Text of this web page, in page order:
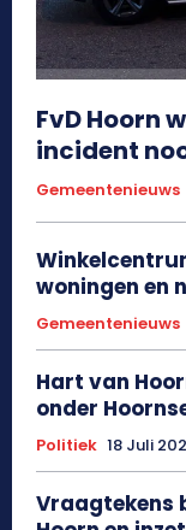
FvD Hoorn
incident
Gemeentenieuws
woningen en
Gemeentenieuws
Hart van
onder
Politiek 18 Juli
Vraagtekens